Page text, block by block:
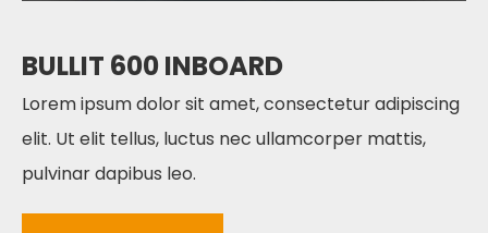
BULLIT 600 INBOARD
Lorem ipsum dolor sit amet, consectetur adipiscing
elit. Ut elit tellus, luctus nec ullamcorper mattis,
pulvinar dapibus leo.